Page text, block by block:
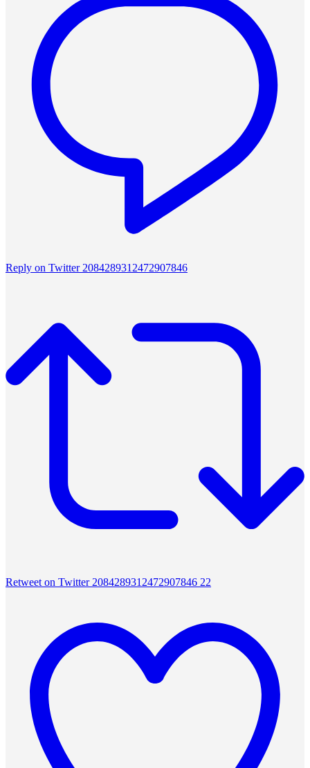
Reply on Twitter 2084289312472907846
Retweet on Twitter 2084289312472907846 22